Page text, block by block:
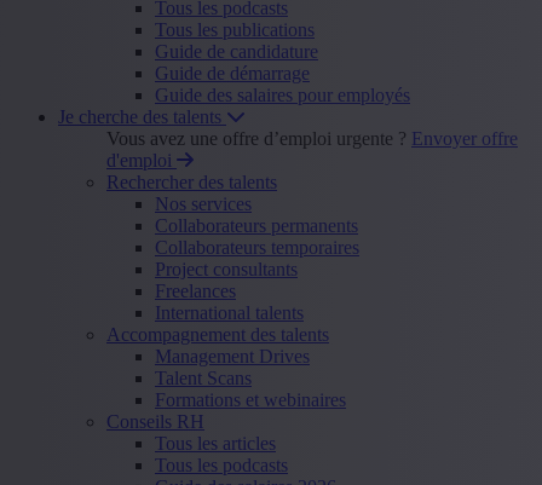
Tous les podcasts
Tous les publications
Guide de candidature
Guide de démarrage
Guide des salaires pour employés
Je cherche des talents
Vous avez une offre d’emploi urgente ? Envoyer offre
d'emploi
Rechercher des talents
Nos services
Collaborateurs permanents
Collaborateurs temporaires
Project consultants
Freelances
International talents
Accompagnement des talents
Management Drives
Talent Scans
Formations et webinaires
Conseils RH
Tous les articles
Tous les podcasts